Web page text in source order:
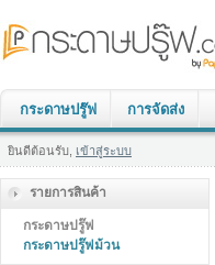
กระดาษปรู๊ฟ การจัดส่ง
ยินดีต้อนรับ, เข้าสู่ระบบ
รายการสินค้า
กระดาษปรู๊ฟ
กระดาษปรู๊ฟม้วน